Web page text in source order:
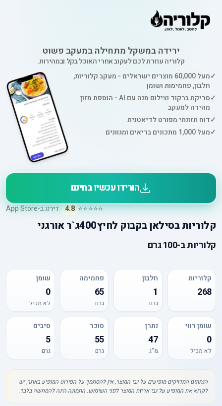
ירידה במשקל מתחילה במעקב פשוט
קלוריה עוזרת לכם לעקוב אחרי האוכל בקל ובמהירות.
✓
מעל 60,000 מוצרים ישראלים - מעקב קלוריות,
חלבון, פחמימות ושומן
✓
סריקת ברקוד וצילום מנה עם AI - הוספת מזון
מהירה למעקב
✓דוח תזונתי מפורט לדיאטנית
✓מעל 1,000 מתכונים בריאים ומגוונים
הורידו עכשיו בחינם
⭐⭐⭐⭐⭐
4.8 · דירוג ב-App Store
קלוריותבסילאן בקבוק לחיץ400ג`ר אורגני
קלוריותב-100 גרם
קלוריות
268
חלבון
1
גרם
פחמימה
65
גרם
שומן
0
לא מכיל
שומן רווי
0
לא מכיל
נתרן
47
מ"ג
סוכר
55
גרם
סיבים
5
גרם
הנתונים המדויקים מופיעים על גבי המוצר, אין להסתמך על הפירוט המופיע באתר, יש
לקרוא את המופיע על גבי אריזת המוצר לפני השימוש. התמונה הינה להמחשה בלבד.